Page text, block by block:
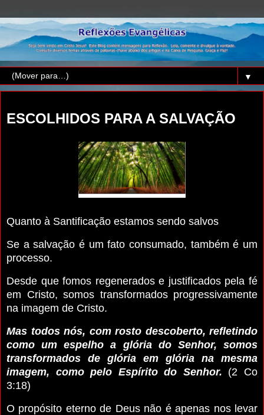
▼
ESCOLHIDOS PARA A SALVAÇÃO
Quanto à Santificação estamos sendo salvos
Se a salvação é um fato consumado, também é um
processo.
Desde que fomos regenerados e justificados pela fé
em Cristo, somos transformados progressivamente
na imagem de Cristo.
Mas todos nós, com rosto descoberto, refletindo
como um espelho a glória do Senhor, somos
transformados de glória em glória na mesma
imagem, como pelo Espírito do Senhor. (2 Co
3:18)
O propósito eterno de Deus não é apenas nos levar